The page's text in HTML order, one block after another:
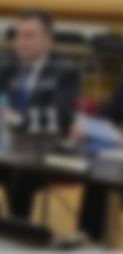
KOLEJNE
+11